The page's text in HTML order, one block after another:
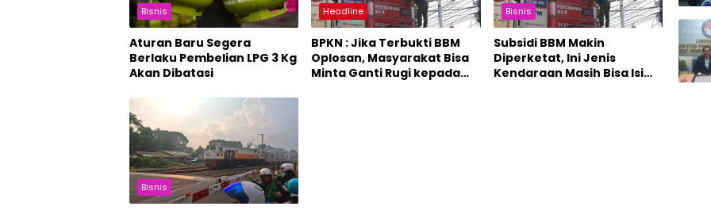
Bisnis
Aturan Baru Segera
Berlaku Pembelian LPG 3 Kg
Akan Dibatasi
Headline
BPKN : Jika Terbukti BBM
Oplosan, Masyarakat Bisa
Minta Ganti Rugi kepada
Bisnis
Subsidi BBM Makin
Diperketat, Ini Jenis
Kendaraan Masih Bisa Isi
Bisnis